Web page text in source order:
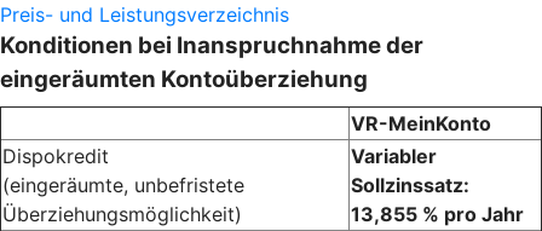
Preis- und Leistungsverzeichnis
Konditionen bei Inanspruchnahme der
eingeräumten Kontoüberziehung
VR-MeinKonto
Dispokredit
(eingeräumte, unbefristete
Überziehungsmöglichkeit)
Variabler
Sollzinssatz:
13,855 % pro Jahr